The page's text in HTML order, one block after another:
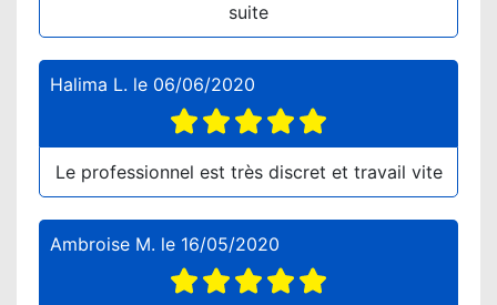
suite
Halima L. le 06/06/2020
Le professionnel est très discret et travail vite
Ambroise M. le 16/05/2020